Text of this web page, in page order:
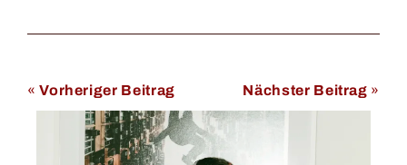
«Vorheriger Beitrag Nächster Beitrag »